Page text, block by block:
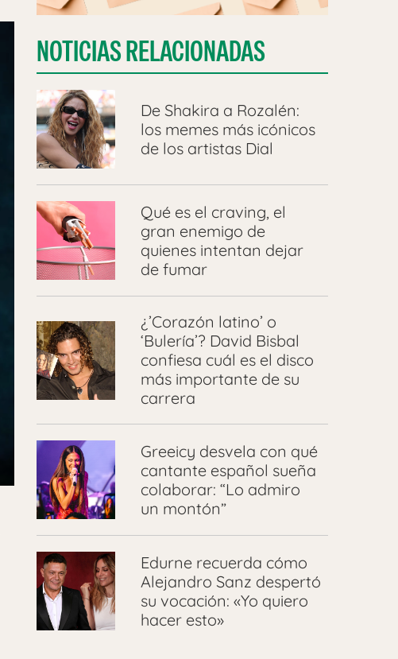
NOTICIAS RELACIONADAS
De Shakira a Rozalén:
los memes más icónicos
de los artistas Dial
Qué es el craving, el
gran enemigo de
quienes intentan dejar
de fumar
¿’Corazón latino’ o
‘Bulería’? David Bisbal
confiesa cuál es el disco
más importante de su
carrera
Greeicy desvela con qué
cantante español sueña
colaborar: “Lo admiro
un montón”
Edurne recuerda cómo
Alejandro Sanz despertó
su vocación: «Yo quiero
hacer esto»